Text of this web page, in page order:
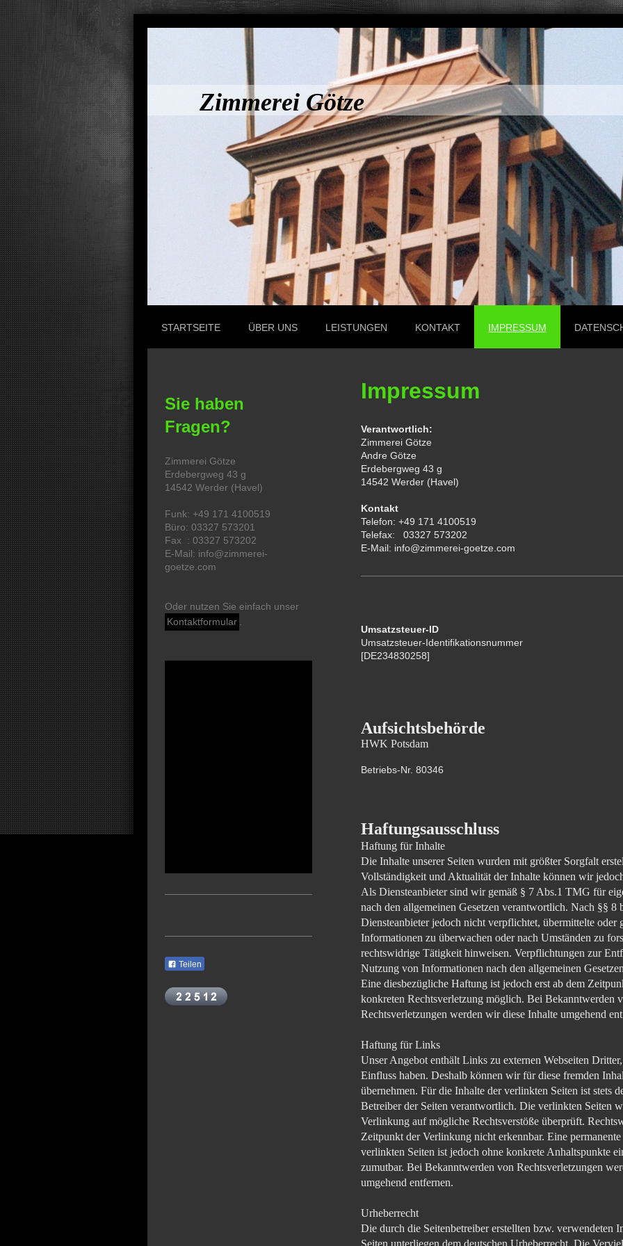
Zimmerei Götze
STARTSEITE ÜBER UNS LEISTUNGEN KONTAKT IMPRESSUM
Impressum
Verantwortlich:
Zimmerei Götze
Andre Götze
Erdebergweg 43 g
14542 Werder (Havel)
Kontakt
Telefon: +49 171 4100519
Telefax: 03327 573202
E-Mail: info@zimmerei-goetze.com
Umsatzsteuer-ID
Umsatzsteuer-Identifikationsnummer
[DE234830258]
Aufsichtsbehörde
HWK Potsdam
Betriebs-Nr. 80346
Haftungsausschluss
Haftung für Inhalte
Die Inhalte unserer Seiten wurden mit größter Sorgfalt
Vollständigkeit und Aktualität der Inhalte können wir
Als Diensteanbieter sind wir gemäß § 7 Abs.1 TMG für
nach den allgemeinen Gesetzen verantwortlich. Nach §§
Diensteanbieter jedoch nicht verpflichtet, übermittelte oder
Informationen zu überwachen oder nach Umständen zu
rechtswidrige Tätigkeit hinweisen. Verpflichtungen zur
Nutzung von Informationen nach den allgemeinen
Eine diesbezügliche Haftung ist jedoch erst ab dem
konkreten Rechtsverletzung möglich. Bei Bekanntwerden
Rechtsverletzungen werden wir diese Inhalte umgehend
Haftung für Links
Unser Angebot enthält Links zu externen Webseiten
Einfluss haben. Deshalb können wir für diese fremden
übernehmen. Für die Inhalte der verlinkten Seiten ist stets
Betreiber der Seiten verantwortlich. Die verlinkten Seiten
Verlinkung auf mögliche Rechtsverstöße überprüft.
Zeitpunkt der Verlinkung nicht erkennbar. Eine
verlinkten Seiten ist jedoch ohne konkrete Anhaltspunkte
zumutbar. Bei Bekanntwerden von Rechtsverletzungen
umgehend entfernen.
Urheberrecht
Die durch die Seitenbetreiber erstellten bzw. verwendeten
Seiten unterliegen dem deutschen Urheberrecht. Die
Sie haben
Fragen?
Zimmerei Götze
Erdebergweg 43 g
14542 Werder (Havel)
Funk: +49 171 4100519
Büro: 03327 573201
Fax : 03327 573202
E-Mail: info@zimmerei-
goetze.com
Oder nutzen Sie einfach unser
Kontaktformular
Teilen